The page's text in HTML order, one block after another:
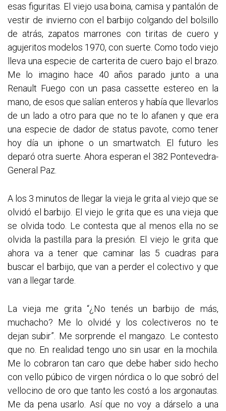
esas figuritas. El viejo usa boina, camisa y pantalón de
vestir de invierno con el barbijo colgando del bolsillo
de atrás, zapatos marrones con tiritas de cuero y
agujeritos modelos 1970, con suerte. Como todo viejo
lleva una especie de carterita de cuero bajo el brazo.
Me lo imagino hace 40 años parado junto a una
Renault Fuego con un pasa cassette estereo en la
mano, de esos que salían enteros y había que llevarlos
de un lado a otro para que no te lo afanen y que era
una especie de dador de status pavote, como tener
hoy día un iphone o un smartwatch. El futuro les
deparó otra suerte. Ahora esperan el 382 Pontevedra-
General Paz.
A los 3 minutos de llegar la vieja le grita al viejo que se
olvidó el barbijo. El viejo le grita que es una vieja que
se olvida todo. Le contesta que al menos ella no se
olvida la pastilla para la presión. El viejo le grita que
ahora va a tener que caminar las 5 cuadras para
buscar el barbijo, que van a perder el colectivo y que
van a llegar tarde.
La vieja me grita “¿No tenés un barbijo de más,
muchacho? Me lo olvidé y los colectiveros no te
dejan subir”. Me sorprende el mangazo. Le contesto
que no. En realidad tengo uno sin usar en la mochila.
Me lo cobraron tan caro que debe haber sido hecho
con vello púbico de virgen nórdica o lo que sobró del
vellocino de oro que tanto les costó a los argonautas.
Me da pena usarlo. Así que no voy a dárselo a una